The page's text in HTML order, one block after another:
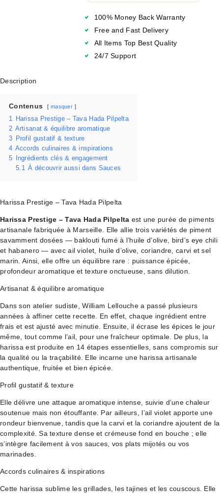
100% Money Back Warranty
Free and Fast Delivery
All Items Top Best Quality
24/7 Support
Description
Contenus masquer
1
Harissa Prestige – Tava Hada Pilpelta
2 Artisanat & équilibre aromatique
3
Profil gustatif & texture
4 Accords culinaires & inspirations
5
Ingrédients clés & engagement
5.1 À découvrir aussi dans Sauces
Harissa Prestige – Tava Hada Pilpelta
Harissa Prestige – Tava Hada Pilpelta est une purée de piments
artisanale fabriquée à Marseille. Elle allie trois variétés de piment
savamment dosées — baklouti fumé à l’huile d’olive, bird’s eye chili
et habanero — avec ail violet, huile d’olive, coriandre, carvi et sel
marin. Ainsi, elle offre un équilibre rare : puissance épicée,
profondeur aromatique et texture onctueuse, sans dilution.
Artisanat & équilibre aromatique
Dans son atelier sudiste, William Lellouche a passé plusieurs
années à affiner cette recette. En effet, chaque ingrédient entre
frais et est ajusté avec minutie. Ensuite, il écrase les épices le jour
même, tout comme l’ail, pour une fraîcheur optimale. De plus, la
harissa est produite en 14 étapes essentielles, sans compromis sur
la qualité ou la traçabilité. Elle incarne une harissa artisanale
authentique, fruitée et bien épicée.
Profil gustatif & texture
Elle délivre une attaque aromatique intense, suivie d’une chaleur
soutenue mais non étouffante. Par ailleurs, l’ail violet apporte une
rondeur bienvenue, tandis que la carvi et la coriandre ajoutent de la
complexité. Sa texture dense et crémeuse fond en bouche ; elle
s’intègre facilement à vos sauces, vos plats mijotés ou vos
marinades.
Accords culinaires & inspirations
Cette harissa sublime les grillades, les tajines et les couscous. Elle